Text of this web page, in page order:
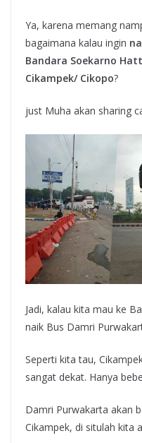
Ya, karena memang
bagaimana kalau ingin
Bandara Soekarno
Cikampek/ Cikopo?
just Muha akan sharing
Jadi, kalau kita mau ke
naik Bus Damri
Seperti kita tau,
sangat dekat. Hanya
Damri Purwakarta akan
Cikampek, di situlah kita